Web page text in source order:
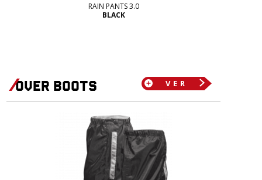
RAIN PANTS 3.0
BLACK
Over boots VER